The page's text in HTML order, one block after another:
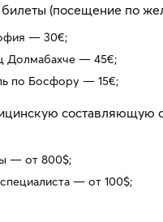
(посещение по
— 30€;
Долмабахче — 45€;
по Босфору — 15€;
составляющую
— от 800$;
— от 100$;